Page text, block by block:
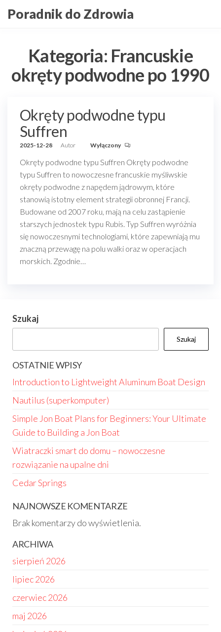
doPoradnik do Zdrowia
Kategoria: Francuskie
okręty podwodne po 1990
Okręty podwodne typu
Suffren
2025-12-28 Autor Wyłączony
Okręty podwodne typu Suffren Okręty podwodne
typu Suffren to nowoczesne francuskie myśliwskie
okręty podwodne z napędem jądrowym, które
stanowią istotny element strategii obronnej Francji.
Budowane od 2007 roku, mają na celu zastąpienie
starszych jednostek typu Rubis. Typ Suffren wyróżnia
się nowoczesnymi technologiami, które zapewniają mu
znaczną przewagę na polu walki oraz w operacjach
morskich. Zgodnie…
Szukaj
Szukaj
OSTATNIE WPISY
Introduction to Lightweight Aluminum Boat Design
Nautilus (superkomputer)
Simple Jon Boat Plans for Beginners: Your Ultimate
Guide to Building a Jon Boat
Wiatraczki smart do domu – nowoczesne
rozwiązanie na upalne dni
Cedar Springs
NAJNOWSZE KOMENTARZE
Brak komentarzy do wyświetlenia.
ARCHIWA
sierpień 2026
lipiec 2026
czerwiec 2026
maj 2026